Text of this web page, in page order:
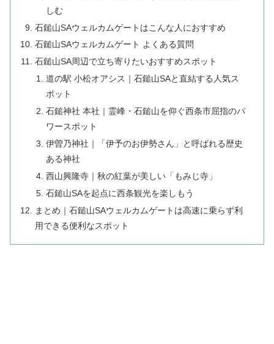
しむ
石鎚山SAウェルカムゲートはこんな人におすすめ
石鎚山SAウェルカムゲート よくある質問
石鎚山SA周辺で立ち寄りたいおすすめスポット
道の駅 小松オアシス｜石鎚山SAと直結する人気ス
ポット
石鎚神社 本社｜霊峰・石鎚山を仰ぐ西条市屈指のパ
ワースポット
伊曽乃神社｜「伊予のお伊勢さん」と呼ばれる歴史
ある神社
西山興隆寺｜秋の紅葉が美しい「もみじ寺」
石鎚山SAを起点に西条観光を楽しもう
まとめ｜石鎚山SAウェルカムゲートは高速に乗らず利
用できる便利なスポット